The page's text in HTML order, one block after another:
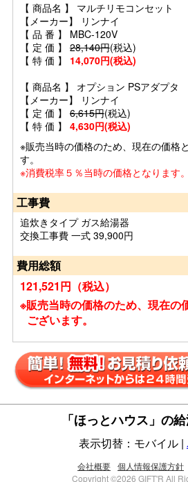
【 商品名 】 マルチリモコンセット
【メーカー】 リンナイ
【 品 番 】 MBC-120V
【 定 価 】 28,140円(税込)
【 特 価 】 14,070円(税込)
【 商品名 】 オプション PSアダプタ
【メーカー】 リンナイ
【 定 価 】 6,615円(税込)
【 特 価 】 4,630円(税込)
※販売当時の価格のため、現在の価格
す。
※消費税率５％当時の価格となります。
工事費
追炊きタイプ ガス給湯器
交換工事費 一式 39,900円
費用総額
121,521円（税込）
※販売当時の価格のため、現在の
ございます。
「ほっとハウス」の
表示切替：モバイル |
会社概要 個人情報保護方針
Copyright ©2026 GIFT'R All